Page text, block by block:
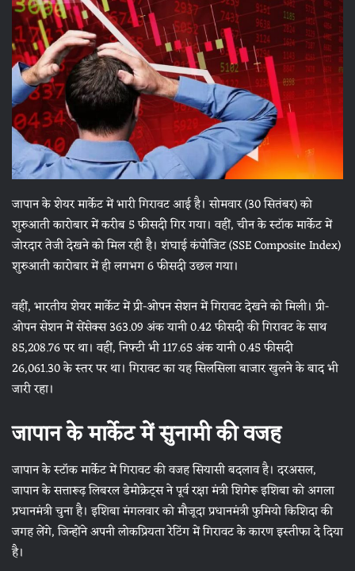
जापान के शेयर मार्केट में भारी गिरावट आई है। सोमवार (30 सितंबर) को
शुरुआती कारोबार में करीब 5 फीसदी गिर गया। वहीं, चीन के स्टॉक मार्केट में
जोरदार तेजी देखने को मिल रही है। शंघाई कंपोजिट (SSE Composite Index)
शुरुआती कारोबार में ही लगभग 6 फीसदी उछल गया।
वहीं, भारतीय शेयर मार्केट में प्री-ओपन सेशन में गिरावट देखने को मिली। प्री-
ओपन सेशन में सेंसेक्स 363.09 अंक यानी 0.42 फीसदी की गिरावट के साथ
85,208.76 पर था। वहीं, निफ्टी भी 117.65 अंक यानी 0.45 फीसदी
26,061.30 के स्तर पर था। गिरावट का यह सिलसिला बाजार खुलने के बाद भी
जारी रहा।
जापान के मार्केट में सुनामी की वजह
जापान के स्टॉक मार्केट में गिरावट की वजह सियासी बदलाव है। दरअसल,
जापान के सत्तारूढ़ लिबरल डेमोक्रेट्स ने पूर्व रक्षा मंत्री शिगेरू इशिबा को अगला
प्रधानमंत्री चुना है। इशिबा मंगलवार को मौजूदा प्रधानमंत्री फुमियो किशिदा की
जगह लेंगे, जिन्होंने अपनी लोकप्रियता रेटिंग में गिरावट के कारण इस्तीफा दे दिया
है।